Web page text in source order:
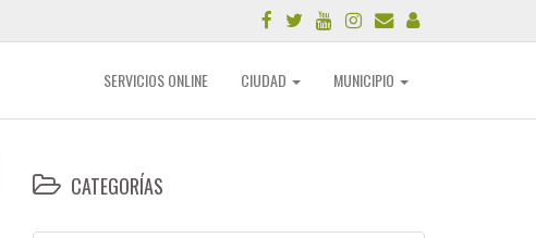
SERVICIOS ONLINE CIUDAD MUNICIPIO
CATEGORÍAS